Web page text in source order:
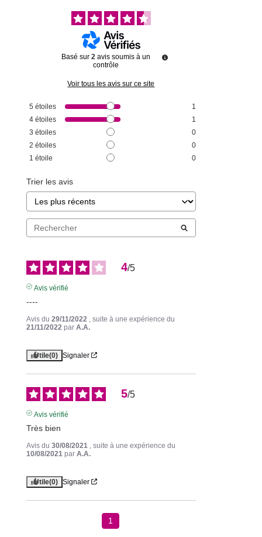
Basé sur 2 avis soumis à un
contrôle
Voir tous les avis sur ce site
5 étoiles
1
4 étoiles
1
3 étoiles
0
2 étoiles
0
1 étoile 0
Trier les avis
4/5
Avis vérifié
----
Avis du 29/11/2022 , suite à une expérience du
21/11/2022 par A.A.
Utile(0) Signaler
5/5
Avis vérifié
Très bien
Avis du 30/08/2021 , suite à une expérience du
10/08/2021 par A.A.
Utile(0) Signaler
1